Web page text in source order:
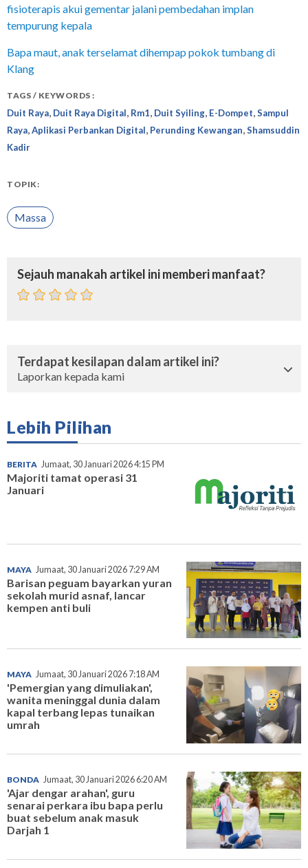
fisioterapis akui gementar jalani pembedahan implan
tempurung kepala
Bapa maut, anak terselamat dihempap pokok tumbang di
Klang
TAGS / KEYWORDS :
Duit Raya, Duit Raya Digital, Rm1, Duit Syiling, E-Dompet,Sampul
Raya,Aplikasi Perbankan Digital, Perunding Kewangan,Shamsuddin
Kadir
TOPIK:
Massa
Sejauh manakah artikel ini memberi manfaat?
Terdapat kesilapan dalam artikel ini?
Laporkan kepada kami
Lebih Pilihan
BERITA Jumaat, 30 Januari 2026 4:15 PM
Majoriti tamat operasi 31
Januari
MAYA Jumaat, 30 Januari 2026 7:29 AM
Barisan peguam bayarkan yuran
sekolah murid asnaf, lancar
kempen anti buli
MAYA Jumaat, 30 Januari 2026 7:18 AM
'Pemergian yang dimuliakan',
wanita meninggal dunia dalam
kapal terbang lepas tunaikan
umrah
BONDA Jumaat, 30 Januari 2026 6:20 AM
'Ajar dengar arahan', guru
senarai perkara ibu bapa perlu
buat sebelum anak masuk
Darjah 1